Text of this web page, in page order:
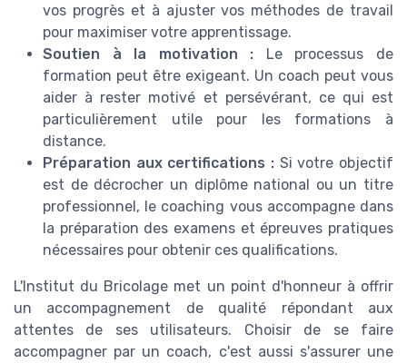
vos progrès et à ajuster vos méthodes de travail
pour maximiser votre apprentissage.
Soutien à la motivation : Le processus de
formation peut être exigeant. Un coach peut vous
aider à rester motivé et persévérant, ce qui est
particulièrement utile pour les formations à
distance.
Préparation aux certifications : Si votre objectif
est de décrocher un diplôme national ou un titre
professionnel, le coaching vous accompagne dans
la préparation des examens et épreuves pratiques
nécessaires pour obtenir ces qualifications.
L'Institut du Bricolage met un point d'honneur à offrir
un accompagnement de qualité répondant aux
attentes de ses utilisateurs. Choisir de se faire
accompagner par un coach, c'est aussi s'assurer une